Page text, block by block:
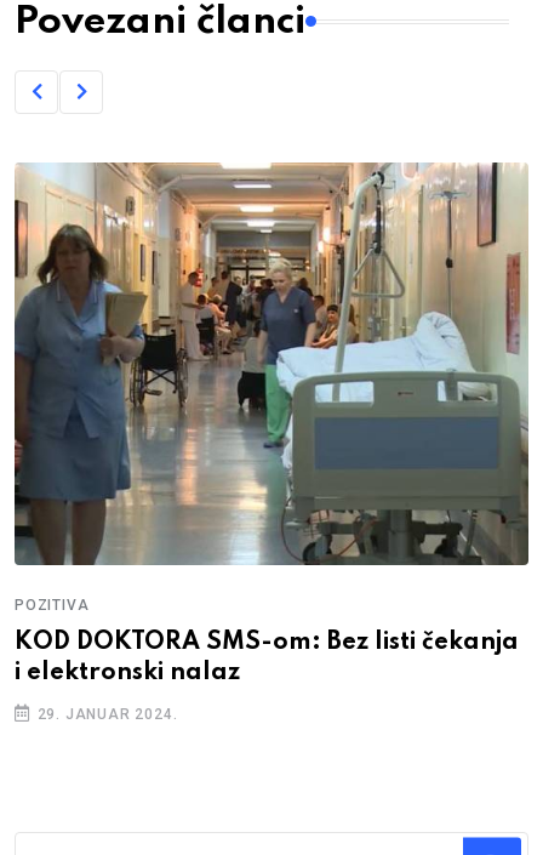
Povezani članci
POZITIVA
KOD DOKTORA SMS-om: Bez listi čekanja
i elektronski nalaz
29. JANUAR 2024.